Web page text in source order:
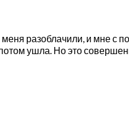
разоблачили, и мне с
ушла. Но это